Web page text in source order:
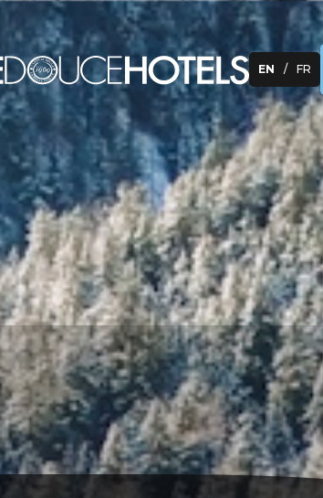
EN / FR